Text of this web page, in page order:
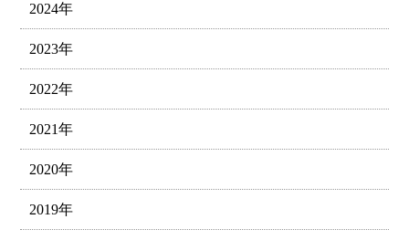
2024年
2023年
2022年
2021年
2020年
2019年